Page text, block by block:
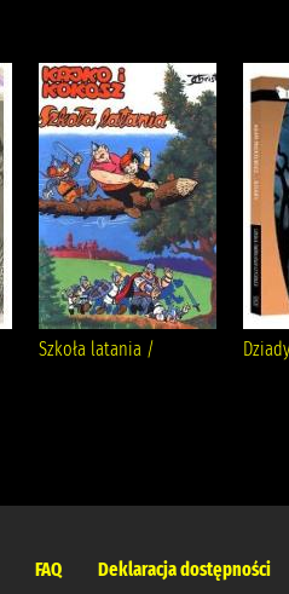
Szkoła latania /
FAQ Deklaracja dostępności